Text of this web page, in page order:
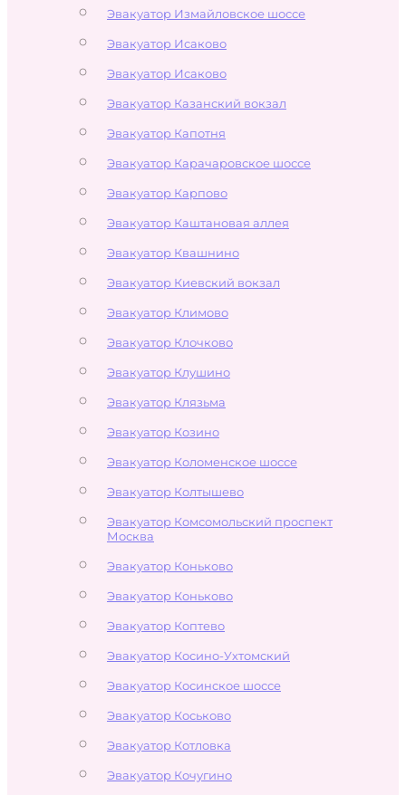
Эвакуатор Измайловское шоссе
Эвакуатор Исаково
Эвакуатор Исаково
Эвакуатор Казанский вокзал
Эвакуатор Капотня
Эвакуатор Карачаровское шоссе
Эвакуатор Карпово
Эвакуатор Каштановая аллея
Эвакуатор Квашнино
Эвакуатор Киевский вокзал
Эвакуатор Климово
Эвакуатор Клочково
Эвакуатор Клушино
Эвакуатор Клязьма
Эвакуатор Козино
Эвакуатор Коломенское шоссе
Эвакуатор Колтышево
Эвакуатор Комсомольский проспект
Москва
Эвакуатор Коньково
Эвакуатор Коньково
Эвакуатор Коптево
Эвакуатор Косино-Ухтомский
Эвакуатор Косинское шоссе
Эвакуатор Коськово
Эвакуатор Котловка
Эвакуатор Кочугино